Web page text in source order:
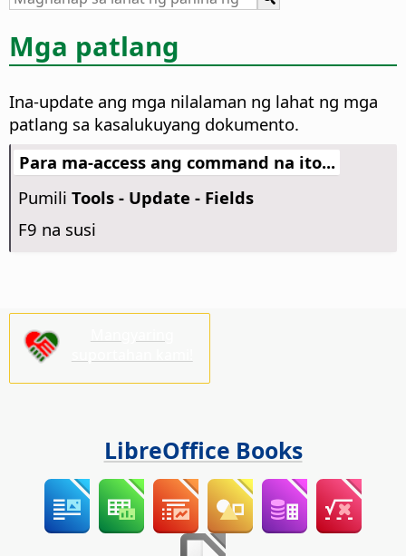
Mga patlang
Ina-update ang mga nilalaman ng lahat ng mga
patlang sa kasalukuyang dokumento.
Para ma-access ang command na ito...
Pumili Tools - Update - Fields
F9 na susi
LibreOffice Books